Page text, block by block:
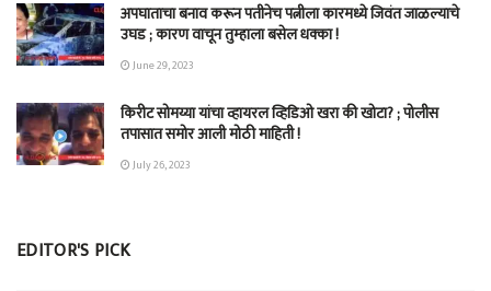
अपघाताचा बनाव करून पतीनेच‎ पत्नीला कारमध्ये जिवंत जाळल्याचे
उघड ; कारण वाचून तुम्हाला बसेल धक्का !
June 29, 2023
किरीट सोमय्या यांचा व्हायरल व्हिडिओ खरा की खोटा? ; पोलीस
तपासात समोर आली मोठी माहिती !
July 26, 2023
EDITOR'S PICK